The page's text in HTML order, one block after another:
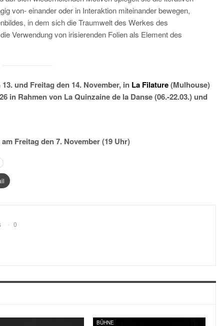
von- einander oder in Interaktion miteinander bewegen,
in dem sich die Traumwelt des Werkes des
Verwendung von irisierenden Folien als Element des
und Freitag den 14. November, in La Filature(Mulhouse)
in Rahmen von La Quinzaine de la Danse (06.-22.03.) und
Freitag den 7. November (19 Uhr)
0
BÜHNE